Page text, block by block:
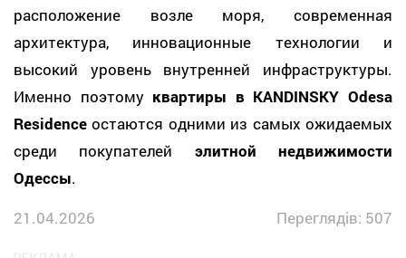
расположение возле моря, современная
архитектура, инновационные технологии и
высокий уровень внутренней инфраструктуры.
Именно поэтому квартиры в KANDINSKY Odesa
Residence остаются одними из самых ожидаемых
среди покупателей элитной недвижимости
Одессы.
21.04.2026
Переглядів: 507